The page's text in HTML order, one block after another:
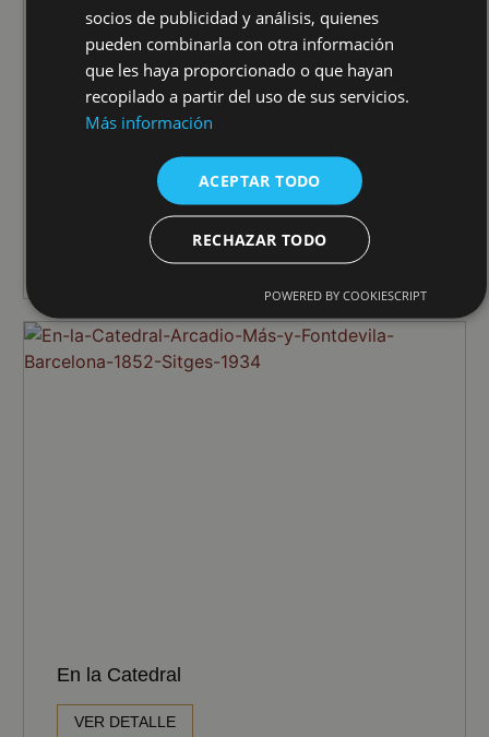
Las Cigarreras preparando su cruz de
VER DETALLE
En la Catedral
VER DETALLE
socios de publicidad y análisis, quienes
pueden combinarla con otra información
que les haya proporcionado o que hayan
recopilado a partir del uso de sus servicios.
Más información
ACEPTAR TODO
RECHAZAR TODO
POWERED BY COOKIESCRIPT